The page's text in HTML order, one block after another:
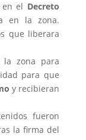
el Decreto
en la zona.
que liberara
la zona para
para que
y recibieran
fueron
la firma del